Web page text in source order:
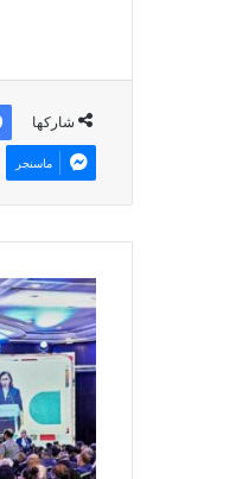
شاركها
ماسنجر